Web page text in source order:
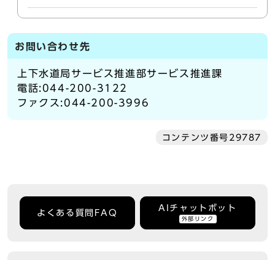
お問い合わせ先
上下水道局サービス推進部サービス推進課
電話:044-200-3122
ファクス:044-200-3996
コンテンツ番号29787
よくある質問FAQ
AIチャットボット
外部リンク